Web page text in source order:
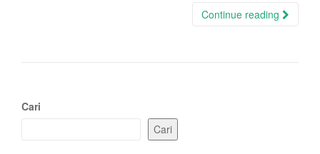
Continue reading
Cari
Cari